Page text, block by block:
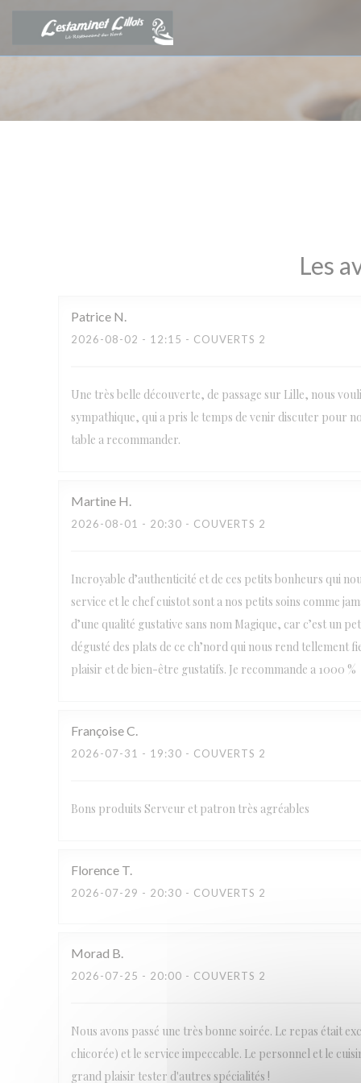
Personnalisation de vos choix en matière de cookies
Les
Patrice N
2026-08-02 - 12:15 - COUVERTS 2
Une très belle découverte, de passage sur Lille, nous
sympathique, qui a pris le temps de venir discuter pour
table a recommander.
Martine H
2026-08-01 - 20:30 - COUVERTS 2
Incroyable d’authenticité et de ces petits bonheurs qui
service et le chef cuistot sont a nos petits soins comme
d’une qualité gustative sans nom Magique, car c’est un
dégusté des plats de ce ch’nord qui nous rend tellement
plaisir et de bien-être gustatifs. Je recommande a 1000 %
FrançoiseC
2026-07-31 - 19:30 - COUVERTS 2
Bons produits Serveur et patron très agréables
Florence T
2026-07-29 - 20:30 - COUVERTS 2
Morad B
2026-07-25 - 20:00 - COUVERTS 2
Nous avons passé une très bonne soirée. Le repas était
chicorée) et le service impeccable. Le personnel et le
grand plaisir tester d'autres spécialités !